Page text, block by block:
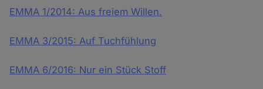
EMMA 1/2014: Aus freiem Willen.
EMMA 3/2015: Auf Tuchfühlung
EMMA 6/2016: Nur ein Stück Stoff